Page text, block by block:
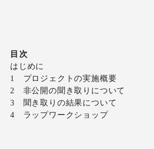
目次
はじめに
1 プロジェクトの実施概要
2 非公開の聞き取りについて
3 聞き取りの結果について
4 ラップワークショップ